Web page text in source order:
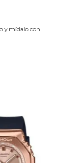
y mídalo con